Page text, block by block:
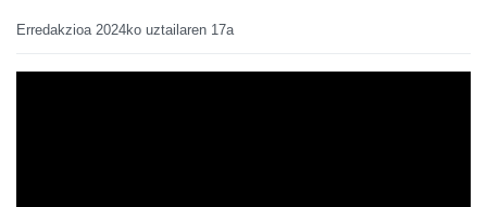
Erredakzioa 2024ko uztailaren 17a